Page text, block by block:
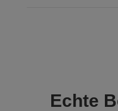
Echte